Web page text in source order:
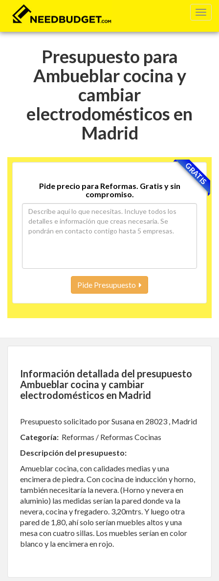
Presupuesto para
Ambueblar cocina y
cambiar
electrodomésticos en
Madrid
GRATIS
Pide precio para Reformas. Gratis y sin
compromiso.
Pide Presupuesto
Información detallada del presupuesto
Ambueblar cocina y cambiar
electrodomésticos en Madrid
Presupuesto solicitado por Susana en 28023 , Madrid
Categoría: Reformas / Reformas Cocinas
Descripción del presupuesto:
Amueblar cocina, con calidades medias y una
encimera de piedra. Con cocina de inducción y horno,
también necesitaría la nevera. (Horno y nevera en
aluminio) las medidas serían la pared donde va la
nevera, cocina y fregadero. 3,20mtrs. Y luego otra
pared de 1,80, ahí solo serían muebles altos y una
mesa con cuatro sillas. Los muebles serían en color
blanco y la encimera en rojo.